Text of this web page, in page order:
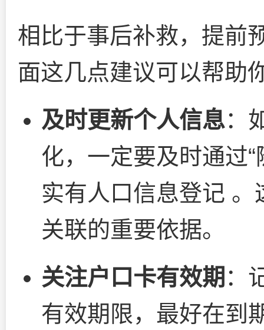
相比于事后补救，提前
面这几点建议可以帮助
及时更新个人信息：
化，一定要及时通过
实有人口信息登记
关联的重要依据。
关注户口卡有效期 ：
有效期限，最好在到